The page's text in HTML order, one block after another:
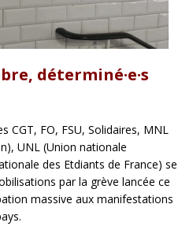
déterminé·e·s
CGT, FO, FSU, Solidaires, MNL
UNL (Union nationale
des Etdiants de France) se
par la grève lancée ce
massive aux manifestations